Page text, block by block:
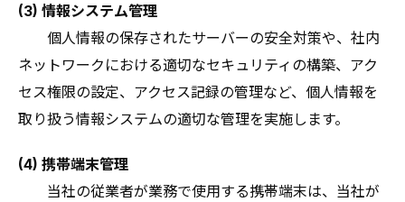
(3) 情報システム管理
個人情報の保存されたサーバーの安全対策や、社内
ネットワークにおける適切なセキュリティの構築、アク
セス権限の設定、アクセス記録の管理など、個人情報を
取り扱う情報システムの適切な管理を実施します。
(4) 携帯端末管理
当社の従業者が業務で使用する携帯端末は、当社が